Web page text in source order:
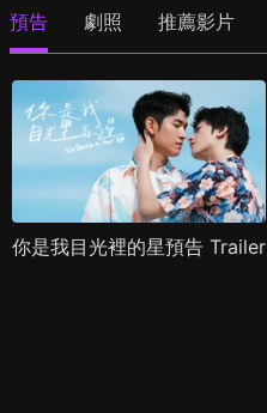
預告 劇照 推薦影片
你是我目光裡的星預告 Trailer